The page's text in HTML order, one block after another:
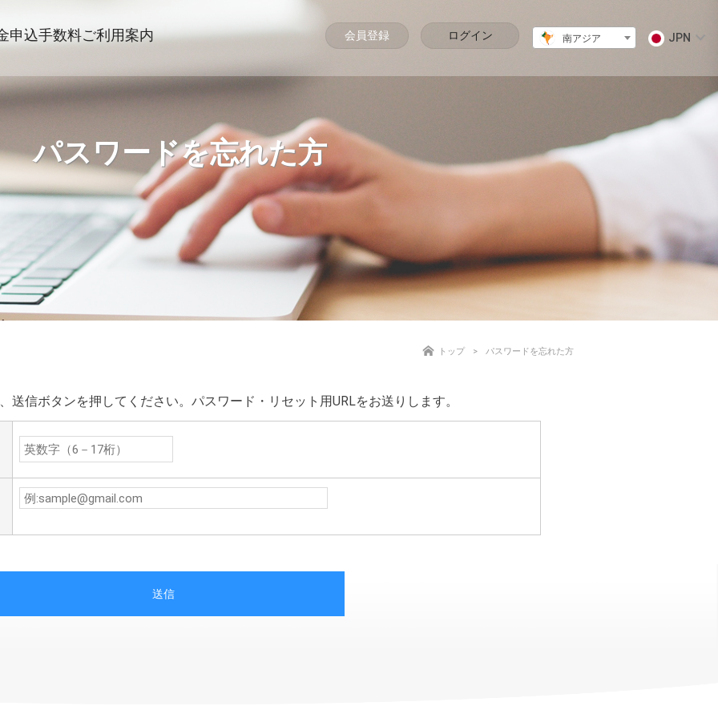
申込手数料ご利用案内 会員登録 ログイン 南アジア JPN
パスワードを忘れた方
トップ パスワードを忘れた方
送信ボタンを押してください。パスワード・リセット用URLをお送りします。
送信